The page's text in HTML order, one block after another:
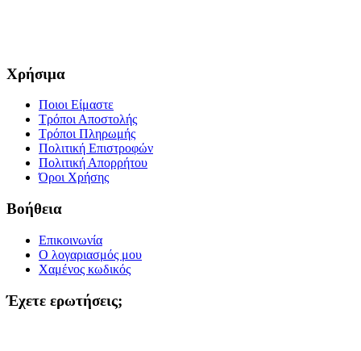
Χρήσιμα
Ποιοι Είμαστε
Τρόποι Αποστολής
Τρόποι Πληρωμής
Πολιτική Επιστροφών
Πολιτική Απορρήτου
Όροι Χρήσης
Βοήθεια
Επικοινωνία
Ο λογαριασμός μου
Χαμένος κωδικός
Έχετε ερωτήσεις;